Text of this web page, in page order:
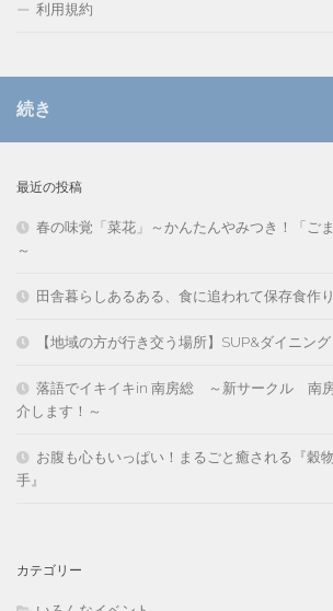
利用規約
続き
最近の投稿
春の味覚「菜花」～かんたんやみつき！「ご
～
田舎暮らしあるある、食に追われて保存食作り
【地域の方が行き交う場所】SUP&ダイニン
落語でイキイキin 南房総 ～新サークル 南
介します！～
お腹も心もいっぱい！まるごと癒される『穀
手』
カテゴリー